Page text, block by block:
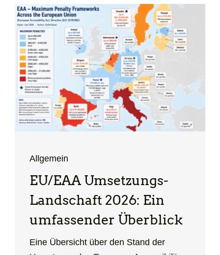
Allgemein
EU/EAA Umsetzungs-
Landschaft 2026: Ein
umfassender Überblick
Eine Übersicht über den Stand der